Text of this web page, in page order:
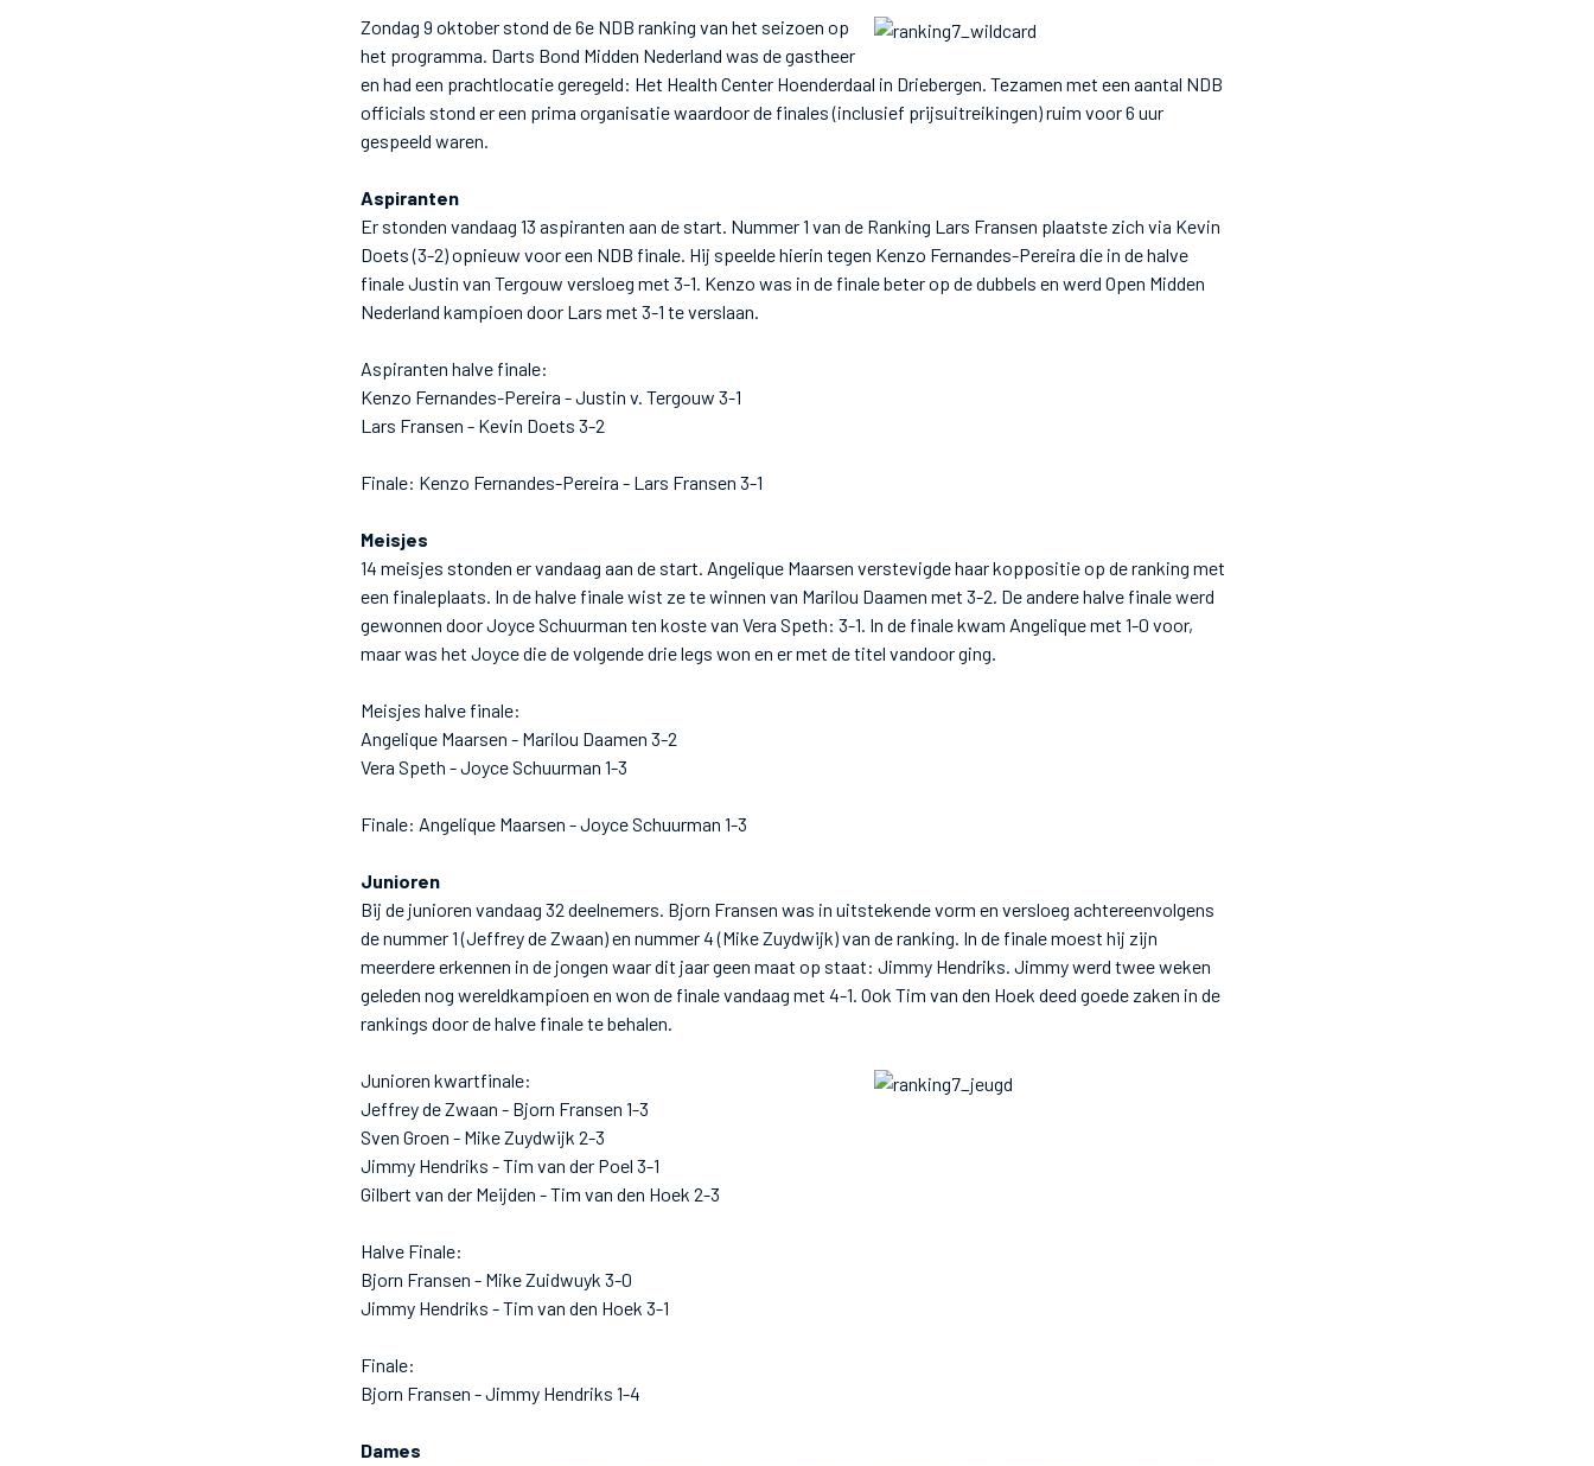
Zondag 9 oktober stond de 6e NDB ranking van het seizoen op
het programma. Darts Bond Midden Nederland was de gastheer
en had een prachtlocatie geregeld: Het Health Center Hoenderdaal in Driebergen. Tezamen met een aantal NDB
officials stond er een prima organisatie waardoor de finales (inclusief prijsuitreikingen) ruim voor 6 uur
gespeeld waren.
Aspiranten
Er stonden vandaag 13 aspiranten aan de start. Nummer 1 van de Ranking Lars Fransen plaatste zich via Kevin
Doets (3-2) opnieuw voor een NDB finale. Hij speelde hierin tegen Kenzo Fernandes-Pereira die in de halve
finale Justin van Tergouw versloeg met 3-1. Kenzo was in de finale beter op de dubbels en werd Open Midden
Nederland kampioen door Lars met 3-1 te verslaan.
Aspiranten halve finale:
Kenzo Fernandes-Pereira - Justin v. Tergouw 3-1
Lars Fransen - Kevin Doets 3-2
Finale: Kenzo Fernandes-Pereira - Lars Fransen 3-1
Meisjes
14 meisjes stonden er vandaag aan de start. Angelique Maarsen verstevigde haar koppositie op de ranking met
een finaleplaats. In de halve finale wist ze te winnen van Marilou Daamen met 3-2. De andere halve finale werd
gewonnen door Joyce Schuurman ten koste van Vera Speth: 3-1. In de finale kwam Angelique met 1-0 voor,
maar was het Joyce die de volgende drie legs won en er met de titel vandoor ging.
Meisjes halve finale:
Angelique Maarsen - Marilou Daamen 3-2
Vera Speth - Joyce Schuurman 1-3
Finale: Angelique Maarsen - Joyce Schuurman 1-3
Junioren
Bij de junioren vandaag 32 deelnemers. Bjorn Fransen was in uitstekende vorm en versloeg achtereenvolgens
de nummer 1 (Jeffrey de Zwaan) en nummer 4 (Mike Zuydwijk) van de ranking. In de finale moest hij zijn
meerdere erkennen in de jongen waar dit jaar geen maat op staat: Jimmy Hendriks. Jimmy werd twee weken
geleden nog wereldkampioen en won de finale vandaag met 4-1. Ook Tim van den Hoek deed goede zaken in de
rankings door de halve finale te behalen.
Junioren kwartfinale:
Jeffrey de Zwaan - Bjorn Fransen 1-3
Sven Groen - Mike Zuydwijk 2-3
Jimmy Hendriks - Tim van der Poel 3-1
Gilbert van der Meijden - Tim van den Hoek 2-3
Halve Finale:
Bjorn Fransen - Mike Zuidwuyk 3-0
Jimmy Hendriks - Tim van den Hoek 3-1
Finale:
Bjorn Fransen - Jimmy Hendriks 1-4
Dames